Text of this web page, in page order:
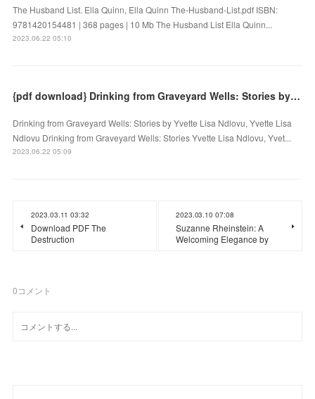
The Husband List. Ella Quinn, Ella Quinn The-Husband-List.pdf ISBN:
9781420154481 | 368 pages | 10 Mb The Husband List Ella Quinn...
2023.06.22 05:10
{pdf download} Drinking from Graveyard Wells: Stories by Yvette Lisa Ndlovu, Yvette Lisa Ndlovu
Drinking from Graveyard Wells: Stories by Yvette Lisa Ndlovu, Yvette Lisa
Ndlovu Drinking from Graveyard Wells: Stories Yvette Lisa Ndlovu, Yvet...
2023.06.22 05:09
2023.03.11 03:32
Download PDF The
Destruction
2023.03.10 07:08
Suzanne Rheinstein: A
Welcoming Elegance by
0コメント